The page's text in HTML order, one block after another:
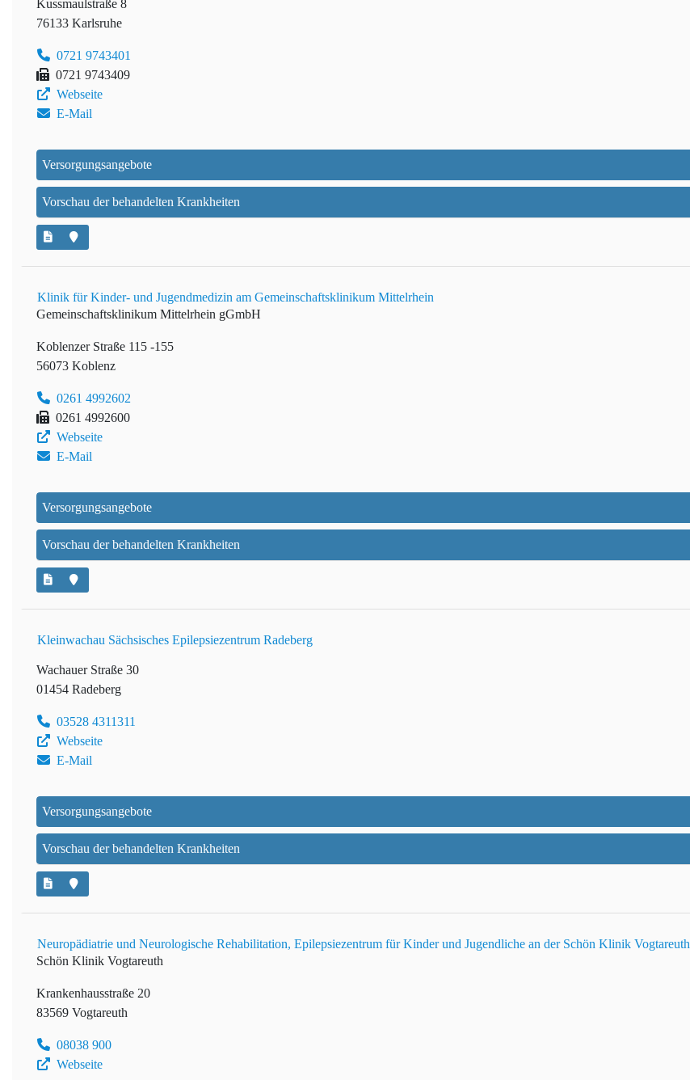
Kussmaulstraße 8
76133 Karlsruhe
0721 9743401
0721 9743409
Webseite
E-Mail
Versorgungsangebote
Vorschau der behandelten Krankheiten
Klinik für Kinder- und Jugendmedizin am Gemeinschaftsklinikum Mittelrhein
Gemeinschaftsklinikum Mittelrhein gGmbH
Koblenzer Straße 115 -155
56073 Koblenz
0261 4992602
0261 4992600
Webseite
E-Mail
Versorgungsangebote
Vorschau der behandelten Krankheiten
Kleinwachau Sächsisches Epilepsiezentrum Radeberg
Wachauer Straße 30
01454 Radeberg
03528 4311311
Webseite
E-Mail
Versorgungsangebote
Vorschau der behandelten Krankheiten
Neuropädiatrie und Neurologische Rehabilitation, Epilepsiezentrum für Kinder und Jugendliche an der Schön Klinik Vogtareuth
Schön Klinik Vogtareuth
Krankenhausstraße 20
83569 Vogtareuth
08038 900
Webseite